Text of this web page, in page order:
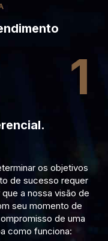
1
os objetivos
de sucesso requer
a nossa visão de
seu momento de
de uma
como funciona: